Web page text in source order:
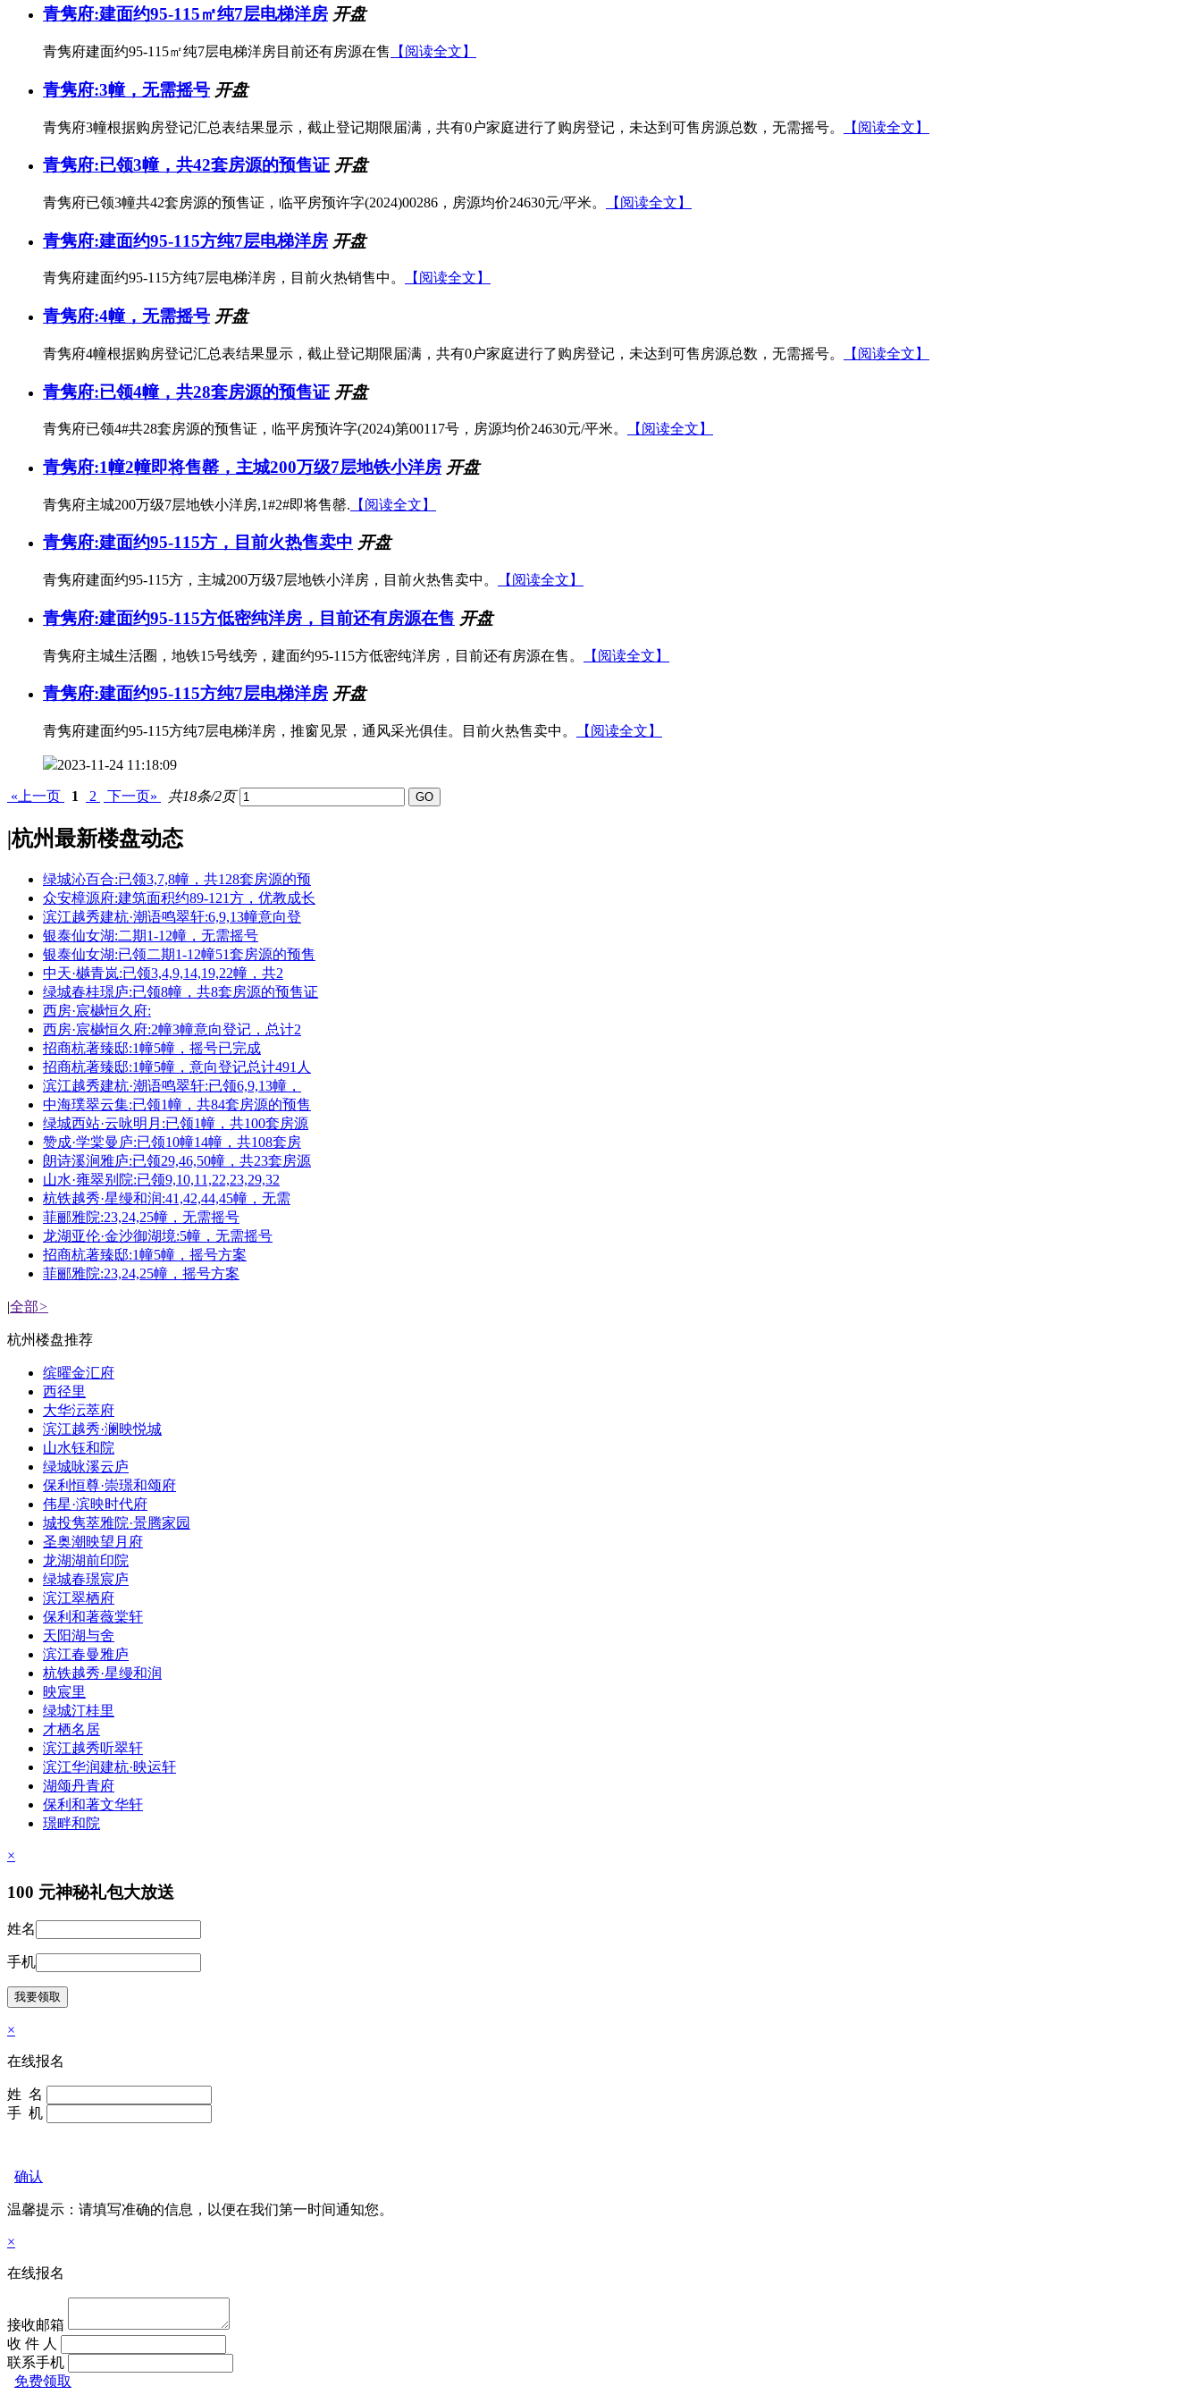
青隽府:建面约95-115㎡纯7层电梯洋房 开盘
青隽府建面约95-115㎡纯7层电梯洋房目前还有房源在售 【阅读全文】
青隽府:3幢，无需摇号 开盘
青隽府3幢根据购房登记汇总表结果显示，截止登记期限届满，共有0户家庭进行了购房登记，未达到可售房源总数，无需摇号。 【阅读全文】
青隽府:已领3幢，共42套房源的预售证 开盘
青隽府已领3幢共42套房源的预售证，临平房预许字(2024)00286，房源均价24630元/平米。 【阅读全文】
青隽府:建面约95-115方纯7层电梯洋房 开盘
青隽府建面约95-115方纯7层电梯洋房，目前火热销售中。 【阅读全文】
青隽府:4幢，无需摇号 开盘
青隽府4幢根据购房登记汇总表结果显示，截止登记期限届满，共有0户家庭进行了购房登记，未达到可售房源总数，无需摇号。 【阅读全文】
青隽府:已领4幢，共28套房源的预售证 开盘
青隽府已领4#共28套房源的预售证，临平房预许字(2024)第00117号，房源均价24630元/平米。 【阅读全文】
青隽府:1幢2幢即将售罄，主城200万级7层地铁小洋房 开盘
青隽府主城200万级7层地铁小洋房,1#2#即将售罄. 【阅读全文】
青隽府:建面约95-115方，目前火热售卖中 开盘
青隽府建面约95-115方，主城200万级7层地铁小洋房，目前火热售卖中。 【阅读全文】
青隽府:建面约95-115方低密纯洋房，目前还有房源在售 开盘
青隽府主城生活圈，地铁15号线旁，建面约95-115方低密纯洋房，目前还有房源在售。 【阅读全文】
青隽府:建面约95-115方纯7层电梯洋房 开盘
青隽府建面约95-115方纯7层电梯洋房，推窗见景，通风采光俱佳。目前火热售卖中。 【阅读全文】
2023-11-24 11:18:09
«上一页 1 2 下一页» 共18条/2页
|杭州最新楼盘动态
绿城沁百合:已领3,7,8幢，共128套房源的预
众安樟源府:建筑面积约89-121方，优教成长
滨江越秀建杭·潮语鸣翠轩:6,9,13幢意向登
银泰仙女湖:二期1-12幢，无需摇号
银泰仙女湖:已领二期1-12幢51套房源的预售
中天·樾青岚:已领3,4,9,14,19,22幢，共2
绿城春桂璟庐:已领8幢，共8套房源的预售证
西房·宸樾恒久府:
西房·宸樾恒久府:2幢3幢意向登记，总计2
招商杭著臻邸:1幢5幢，摇号已完成
招商杭著臻邸:1幢5幢，意向登记总计491人
滨江越秀建杭·潮语鸣翠轩:已领6,9,13幢，
中海璞翠云集:已领1幢，共84套房源的预售
绿城西站·云咏明月:已领1幢，共100套房源
赞成·学棠曼庐:已领10幢14幢，共108套房
朗诗溪涧雅庐:已领29,46,50幢，共23套房源
山水·雍翠别院:已领9,10,11,22,23,29,32
杭铁越秀·星缦和润:41,42,44,45幢，无需
菲郦雅院:23,24,25幢，无需摇号
龙湖亚伦·金沙御湖境:5幢，无需摇号
招商杭著臻邸:1幢5幢，摇号方案
菲郦雅院:23,24,25幢，摇号方案
|全部>
杭州楼盘推荐
缤曜金汇府
西径里
大华沄萃府
滨江越秀·澜映悦城
山水钰和院
绿城咏溪云庐
保利恒尊·崇璟和颂府
伟星·滨映时代府
城投隽萃雅院·景腾家园
圣奥潮映望月府
龙湖湖前印院
绿城春璟宸庐
滨江翠栖府
保利和著薇棠轩
天阳湖与舍
滨江春曼雅庐
杭铁越秀·星缦和润
映宸里
绿城汀桂里
才栖名居
滨江越秀听翠轩
滨江华润建杭·映运轩
湖颂丹青府
保利和著文华轩
璟畔和院
×
100 元神秘礼包大放送
姓名
手机
×
在线报名
姓 名
手 机
确认
温馨提示：请填写准确的信息，以便在我们第一时间通知您。
×
在线报名
接收邮箱
收 件 人
联系手机
免费领取